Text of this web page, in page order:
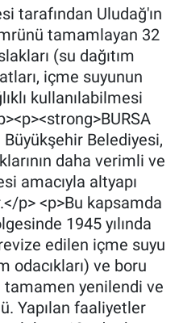
tarafından Uludağ'ın
tamamlayan 32
(su dağıtım
içme suyunun
kullanılabilmesi
Belediyesi,
daha verimli ve
amacıyla altyapı
p> <p>Bu kapsamda
1945 yılında
edilen içme suyu
odacıkları) ve boru
tamamen yenilendi ve
Yapılan faaliyetler